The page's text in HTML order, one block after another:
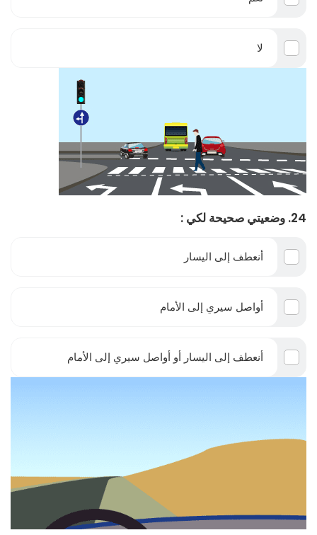
لا
24. وضعيتي صحيحة لكي :
أنعطف إلى اليسار
أواصل سيري إلى الأمام
أنعطف إلى اليسار أو أواصل سيري إلى الأمام